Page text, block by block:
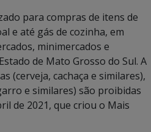
para compras de itens de
e até gás de cozinha, em
minimercados e
de Mato Grosso do Sul. A
(cerveja, cachaça e similares),
e similares) são proibidas
de 2021, que criou o Mais